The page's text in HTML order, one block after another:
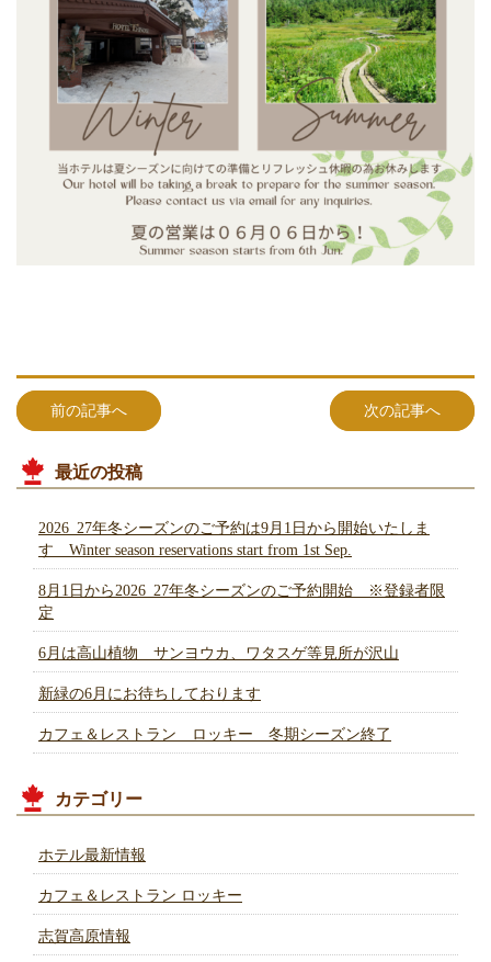
前の記事へ 次の記事へ
最近の投稿
2026_27年冬シーズンのご予約は9月1日から開始いたしま
す Winter season reservations start from 1st Sep.
8月1日から2026_27年冬シーズンのご予約開始 ※登録者限
定
6月は高山植物 サンヨウカ、ワタスゲ等見所が沢山
新緑の6月にお待ちしております
カフェ＆レストラン ロッキー 冬期シーズン終了
カテゴリー
ホテル最新情報
カフェ＆レストラン ロッキー
志賀高原情報